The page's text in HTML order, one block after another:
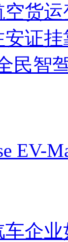
空货
证
民智
EV-
车企